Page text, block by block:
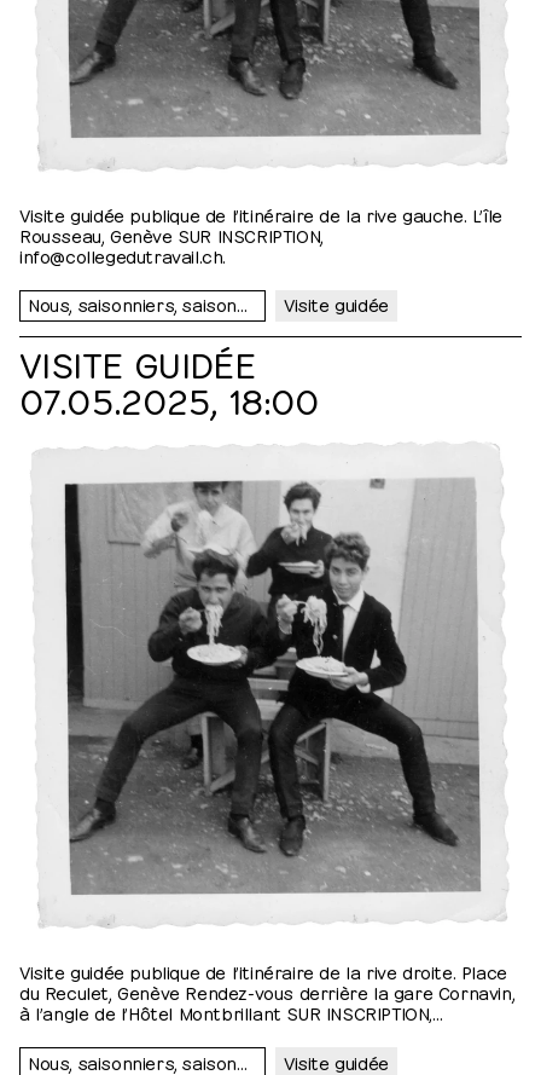
Visite guidée publique de l’itinéraire de la rive gauche. L’île
Rousseau, Genève SUR INSCRIPTION,
info@collegedutravail.ch.
Nous, saisonniers, saisonnières… Visite guidée
VISITE GUIDÉE
07.05.2025, 18:00
Visite guidée publique de l’itinéraire de la rive droite. Place
du Reculet, Genève Rendez-vous derrière la gare Cornavin,
à l’angle de l’Hôtel Montbrillant SUR INSCRIPTION,
Visite guidée